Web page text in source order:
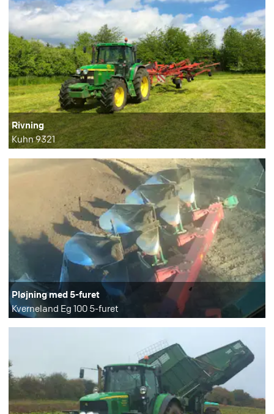
Rivning
Kuhn 9321
Pløjning med 5-furet
Kverneland Eg 100 5-furet